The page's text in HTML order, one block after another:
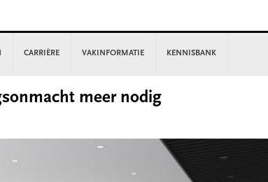
CARRIÈRE VAKINFORMATIE KENNISBANK
meer nodig